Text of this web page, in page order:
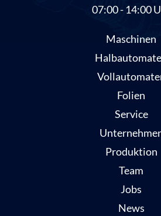
07:00 - 14:00
Maschinen
Folien
Service
Produktion
Team
Jobs
News